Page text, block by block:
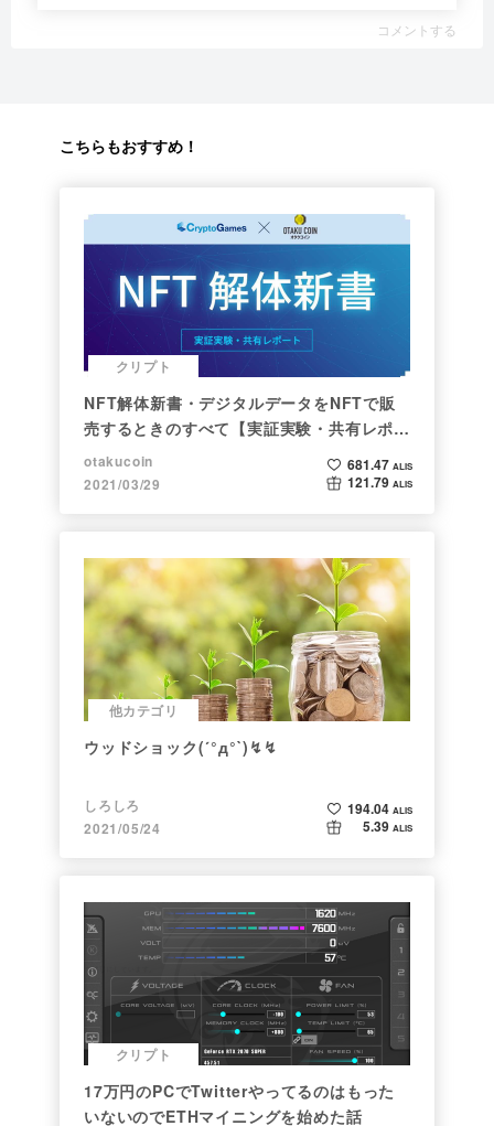
コメントする
こちらもおすすめ！
クリプト
NFT解体新書・デジタルデータをNFTで販
売するときのすべて【実証実験・共有レポー
ト】
otakucoin
2021/03/29
681.47 ALIS
121.79 ALIS
他カテゴリ
ウッドショック(´°д°`)↯↯
しろしろ
2021/05/24
194.04 ALIS
5.39 ALIS
クリプト
17万円のPCでTwitterやってるのはもった
いないのでETHマイニングを始めた話